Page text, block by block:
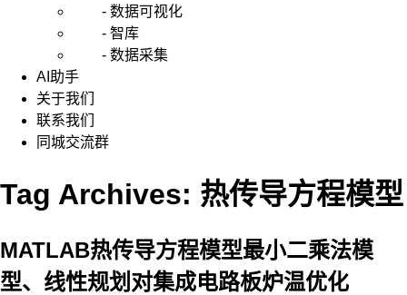
- 数据可视化
- 智库
- 数据采集
AI助手
关于我们
联系我们
同城交流群
Tag Archives: 热传导方程模型
MATLAB热传导方程模型最小二乘法模
型、线性规划对集成电路板炉温优化